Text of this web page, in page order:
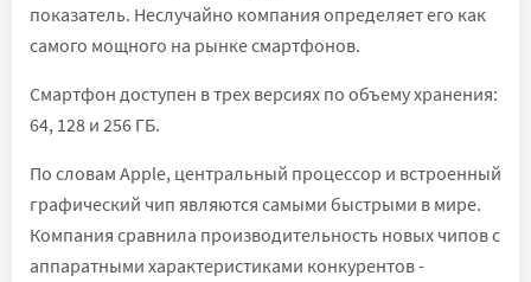
показатель. Неслучайно компания определяет его как
самого мощного на рынке смартфонов.
Смартфон доступен в трех версиях по объему хранения:
64, 128 и 256 ГБ.
По словам Apple, центральный процессор и встроенный
графический чип являются самыми быстрыми в мире.
Компания сравнила производительность новых чипов с
аппаратными характеристиками конкурентов -